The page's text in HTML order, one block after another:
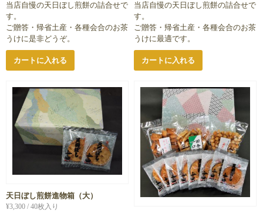
当店自慢の天日ぼし煎餅の詰合せで
す。
ご贈答・帰省土産・各種会合のお茶
うけに是非どうぞ。
カートに入れる
当店自慢の天日ぼし煎餅の詰合せで
す。
ご贈答・帰省土産・各種会合のお茶
うけに最適です。
カートに入れる
天日ぼし煎餅進物箱（大）
¥3,300 / 40枚入り